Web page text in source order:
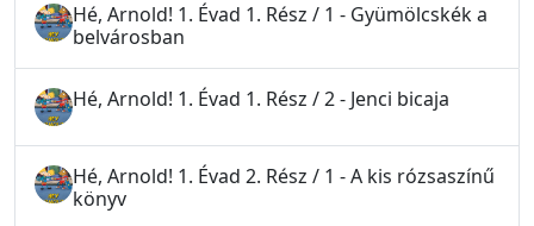
Hé, Arnold! 1. Évad 1. Rész / 1 - Gyümölcskék a
belvárosban
Hé, Arnold! 1. Évad 1. Rész / 2 - Jenci bicaja
Hé, Arnold! 1. Évad 2. Rész / 1 - A kis rózsaszínű
könyv